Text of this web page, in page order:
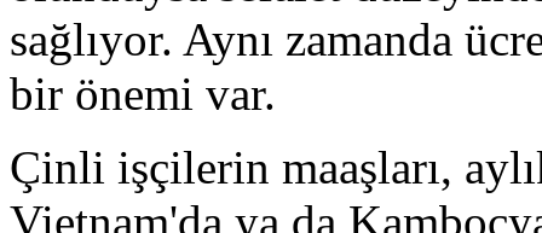
sağlıyor. Aynı zamanda
bir önemi var.
Çinli işçilerin maaşları,
Vietnam'da ya da